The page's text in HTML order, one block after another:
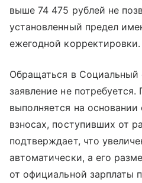
выше 74 475 рублей не
установленный предел
ежегодной корректировки.
Обращаться в Социальный
заявление не потребуется.
выполняется на
взносах, поступивших от
подтверждает, что
автоматически, а его
от официальной зарплаты